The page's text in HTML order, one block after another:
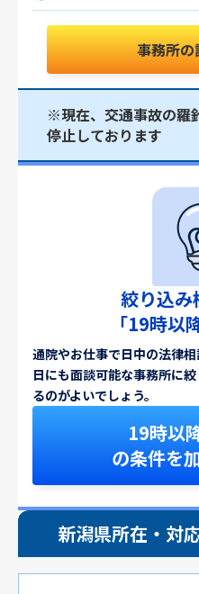
事務所
※現在、交通事故の羅
停止しております
絞り込み
「19時以
通院やお仕事で日中の法律
日にも面談可能な事務所に
るのがよいでしょう。
19時以
の条件を
新潟県所在・対